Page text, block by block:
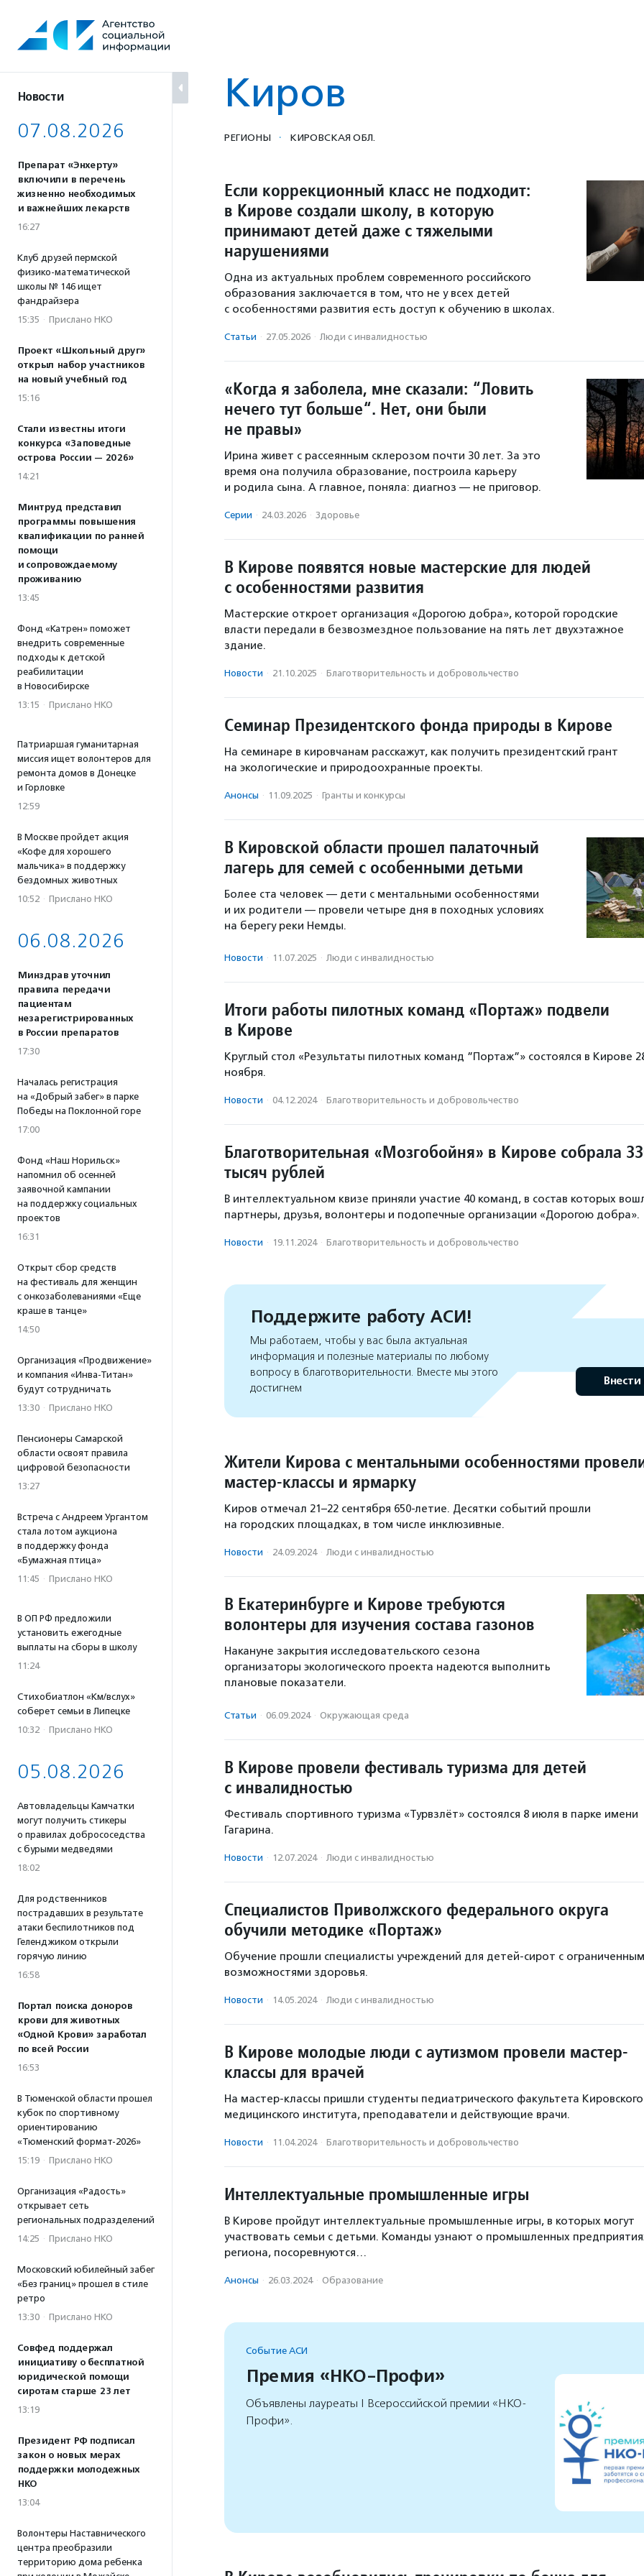
содержанию
Новости
07.08.2026
Препарат «Энхерту»
включили в перечень
жизненно необходимых
и важнейших лекарств
16:27
Клуб друзей пермской
физико-математической
школы № 146 ищет
фандрайзера
15:35 · Прислано НКО
Проект «Школьный друг»
открыл набор участников
на новый учебный год
15:16
Стали известны итоги
конкурса «Заповедные
острова России — 2026»
14:21
Минтруд представил
программы повышения
квалификации по ранней
помощи
и сопровождаемому
проживанию
13:45
Фонд «Катрен» поможет
внедрить современные
подходы к детской
реабилитации
в Новосибирске
13:15 · Прислано НКО
Патриаршая гуманитарная
миссия ищет волонтеров для
ремонта домов в Донецке
и Горловке
12:59
В Москве пройдет акция
«Кофе для хорошего
мальчика» в поддержку
бездомных животных
10:52 · Прислано НКО
06.08.2026
Минздрав уточнил
правила передачи
пациентам
незарегистрированных
в России препаратов
17:30
Началась регистрация
на «Добрый забег» в парке
Победы на Поклонной горе
17:00
Фонд «Наш Норильск»
напомнил об осенней
заявочной кампании
на поддержку социальных
проектов
16:31
Открыт сбор средств
на фестиваль для женщин
с онкозаболеваниями «Еще
краше в танце»
14:50
Организация «Продвижение»
и компания «Инва-Титан»
будут сотрудничать
13:30 · Прислано НКО
Пенсионеры Самарской
области освоят правила
цифровой безопасности
13:27
Встреча с Андреем Ургантом
стала лотом аукциона
в поддержку фонда
«Бумажная птица»
11:45 · Прислано НКО
В ОП РФ предложили
установить ежегодные
выплаты на сборы в школу
11:24
Стихобиатлон «Км/вслух»
соберет семьи в Липецке
10:32 · Прислано НКО
05.08.2026
Автовладельцы Камчатки
могут получить стикеры
о правилах добрососедства
с бурыми медведями
18:02
Для родственников
пострадавших в результате
атаки беспилотников под
Геленджиком открыли
горячую линию
16:58
Портал поиска доноров
крови для животных
«Одной Крови» заработал
по всей России
16:53
В Тюменской области прошел
кубок по спортивному
ориентированию
«Тюменский формат-2026»
15:19 · Прислано НКО
Организация «Радость»
открывает сеть
региональных подразделений
14:25 · Прислано НКО
Московский юбилейный забег
«Без границ» прошел в стиле
ретро
13:30 · Прислано НКО
Совфед поддержал
инициативу о бесплатной
юридической помощи
сиротам старше 23 лет
13:19
Президент РФ подписал
закон о новых мерах
поддержки молодежных
НКО
13:04
Волонтеры Наставнического
центра преобразили
территорию дома ребенка
Киров
РЕГИОНЫ · КИРОВСКАЯ ОБЛ.
Если коррекционный класс не подходит:
в Кирове создали школу, в которую
принимают детей даже с тяжелыми
нарушениями
Одна из актуальных проблем современного российского
образования заключается в том, что не у всех детей
с особенностями развития есть доступ к обучению в школах.
Статьи · 27.05.2026 · Люди с инвалидностью
«Когда я заболела, мне сказали: “Ловить
нечего тут больше“. Нет, они были
не правы»
Ирина живет с рассеянным склерозом почти 30 лет. За это
время она получила образование, построила карьеру
и родила сына. А главное, поняла: диагноз — не приговор.
Серии · 24.03.2026 · Здоровье
В Кирове появятся новые мастерские для людей
с особенностями развития
Мастерские откроет организация «Дорогою добра», которой городские
власти передали в безвозмездное пользование на пять лет двухэтажное
здание.
Новости · 21.10.2025 · Благотвори­тель­ность и доброволь­чест­во
Семинар Президентского фонда природы в Кирове
На семинаре в кировчанам расскажут, как получить президентский грант
на экологические и природоохранные проекты.
Анонсы · 11.09.2025 · Гранты и конкурсы
В Кировской области прошел палаточный
лагерь для семей с особенными детьми
Более ста человек — дети с ментальными особенностями
и их родители — провели четыре дня в походных условиях
на берегу реки Немды.
Новости · 11.07.2025 · Люди с инвалидностью
Итоги работы пилотных команд «Портаж» подвели
в Кирове
Круглый стол «Результаты пилотных команд ”Портаж”» состоялся в Кирове
ноября.
Новости · 04.12.2024 · Благотвори­тель­ность и доброволь­чест­во
Благотворительная «Мозгобойня» в Кирове собрала
тысяч рублей
В интеллектуальном квизе приняли участие 40 команд, в состав которых
партнеры, друзья, волонтеры и подопечные организации «Дорогою добра».
Новости · 19.11.2024 · Благотвори­тель­ность и доброволь­чест­во
Поддержите работу АСИ!
Мы работаем, чтобы у вас была актуальная
информация и полезные материалы по любому
вопросу в благотворительности. Вместе мы этого
достигнем
Внести
Жители Кирова с ментальными особенностями
мастер-классы и ярмарку
Киров отмечал 21–22 сентября 650-летие. Десятки событий прошли
на городских площадках, в том числе инклюзивные.
Новости · 24.09.2024 · Люди с инвалидностью
В Екатеринбурге и Кирове требуются
волонтеры для изучения состава газонов
Накануне закрытия исследовательского сезона
организаторы экологического проекта надеются выполнить
плановые показатели.
Статьи · 06.09.2024 · Окружающая среда
В Кирове провели фестиваль туризма для детей
с инвалидностью
Фестиваль спортивного туризма «Турвзлёт» состоялся 8 июля в парке имени
Гагарина.
Новости · 12.07.2024 · Люди с инвалидностью
Специалистов Приволжского федерального округа
обучили методике «Портаж»
Обучение прошли специалисты учреждений для детей-сирот с
возможностями здоровья.
Новости · 14.05.2024 · Люди с инвалидностью
В Кирове молодые люди с аутизмом провели мастер-
классы для врачей
На мастер-классы пришли студенты педиатрического факультета Кировского
медицинского института, преподаватели и действующие врачи.
Новости · 11.04.2024 · Благотвори­тель­ность и доброволь­чест­во
Интеллектуальные промышленные игры
В Кирове пройдут интеллектуальные промышленные игры, в которых могут
участвовать семьи с детьми. Команды узнают о промышленных
региона, посоревнуются…
Анонсы · 26.03.2024 · Образование
Событие АСИ
Премия «НКО-Профи»
Объявлены лауреаты I Всероссийской премии «НКО-
Профи».